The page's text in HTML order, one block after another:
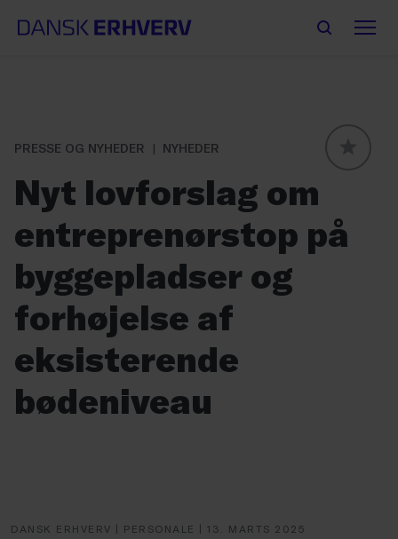
PRESSE OG NYHEDER
NYHEDER
Nyt lovforslag om
entreprenørstop på
byggepladser og
forhøjelse af
eksisterende
bødeniveau
DANSK ERHVERV | PERSONALE | 13. MARTS 2025